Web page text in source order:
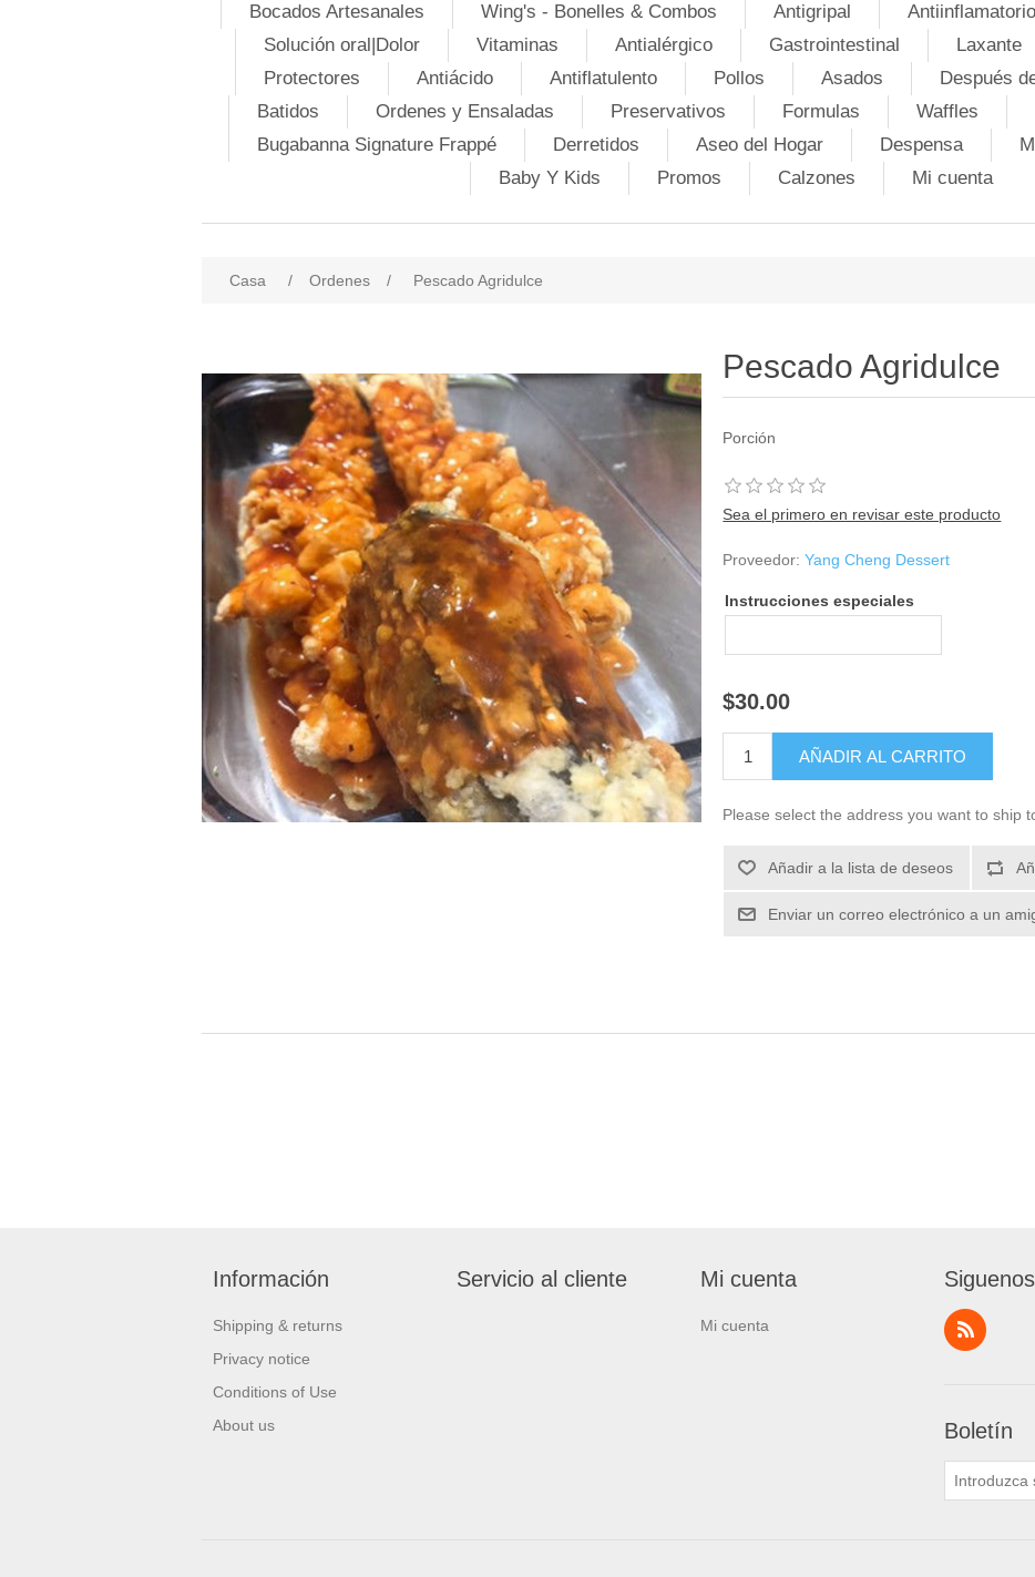
Bocados Artesanales
Wing's - Bonelles & Combos Antigripal Antiinflamatorio
Solución oral|Dolor
Vitaminas Antialérgico Gastrointestinal Laxante
Protectores
Antiácido Antiflatulento Pollos Asados Después
Batidos
Ordenes y Ensaladas Preservativos Formulas Waffles
Bugabanna Signature Frappé
Derretidos Aseo del Hogar Despensa
Baby Y Kids
Promos Calzones Mi cuenta
Casa / Ordenes / Pescado Agridulce
Pescado Agridulce
Porción
Sea el primero en revisar este producto
Proveedor: Yang Cheng Dessert
Instrucciones especiales
$30.00
Please select the address you want to ship
Información
Shipping & returns
Privacy notice
Conditions of Use
About us
Servicio al cliente Mi cuenta
Mi cuenta
Siguenos
Boletín